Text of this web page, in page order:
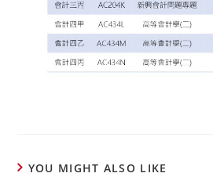
YOU MIGHT ALSO LIKE